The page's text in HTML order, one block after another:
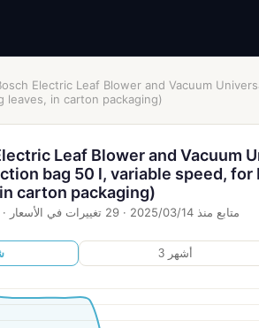
Electric Leaf Blower and Vacuum
leaves, in carton packaging)
Leaf Blower and Vacuum
bag 50 l, variable speed,
carton packaging)
· متابع منذ 14‏/03‏/2025
·
29 تغييرات في الأسعار
3 أشهر